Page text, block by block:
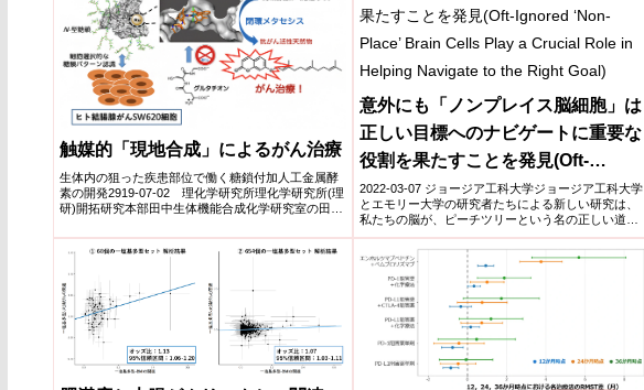
触媒的「現地合成」によるがん治療
生体内の狙った疾患部位で働く糖鎖付加人工金属酵
素の開発2919-07-02 理化学研究所理化学研究所(理
研)開拓研究本部田中生体機能合成化学研究室の田中
意外にも「ノンプレイス脳細胞」は
正しい目標へのナビゲートに重要な
役割を果たすことを発見(Oft-
Ignored ‘Non-Place’ Brain Cells
Play a Crucial Role in Helping
Navigate to the Right Goal)
2022-03-07 ジョージア工科大学ジョージア工科大学
とエモリー大学の研究者たちによる新しい研究は、
私たちの脳が、ピーチツリーという名の正しい道に
たどり着い...